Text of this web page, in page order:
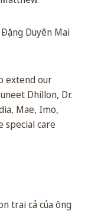
Duyên Mai
extend our
Dhillon, Dr.
Mae, Imo,
special care
trai cả của ông